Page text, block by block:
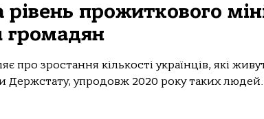
рівень прожиткового
громадян
про зростання кількості українців, які
Держстату, упродовж 2020 року таких